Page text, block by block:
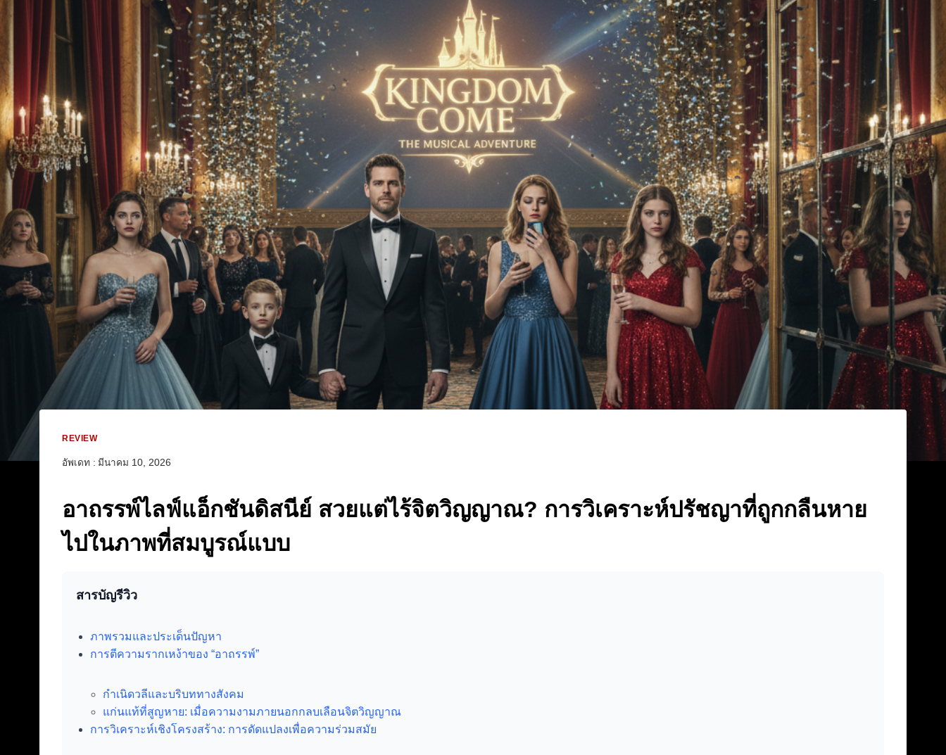
REVIEW
อัพเดท : มีนาคม 10, 2026
อาถรรพ์ไลฟ์แอ็กชันดิสนีย์ สวยแต่ไร้จิตวิญญาณ? การวิเคราะห์ปรัชญาที่ถูกกลืนหาย
ไปในภาพที่สมบูรณ์แบบ
สารบัญรีวิว
ภาพรวมและประเด็นปัญหา
การตีความรากเหง้าของ “อาถรรพ์”
กำเนิดวลีและบริบททางสังคม
แก่นแท้ที่สูญหาย: เมื่อความงามภายนอกกลบเลือนจิตวิญญาณ
การวิเคราะห์เชิงโครงสร้าง: การดัดแปลงเพื่อความร่วมสมัย